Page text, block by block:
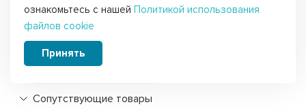
Компрессор холодильника R600a,
170Вт, LK100CY, C00296484
Подробнее
Сопутствующие товары
ознакомьтесь с нашей Политикой использования
файлов cookie
Принять